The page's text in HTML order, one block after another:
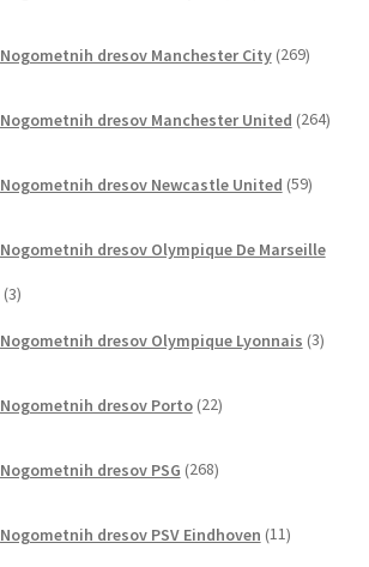
Nogometnih dresov Manchester City 269izdelkov
Nogometnih dresov Manchester United 264
Nogometnih dresov Newcastle United 59izdelkov
Nogometnih dresov Olympique De Marseille
33
Nogometnih dresov Olympique Lyonnais 3izdelki
Nogometnih dresov Porto 22izdelkov
Nogometnih dresov PSG 268izdelkov
Nogometnih dresov PSV Eindhoven 11izdelkov